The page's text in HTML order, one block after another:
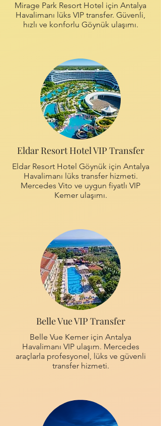
Mirage Park Resort Hotel için Antalya
Havalimanı lüks VIP transfer. Güvenli,
hızlı ve konforlu Göynük ulaşımı.
Eldar Resort Hotel VIP Transfer
Eldar Resort Hotel Göynük için Antalya
Havalimanı lüks transfer hizmeti.
Mercedes Vito ve uygun fiyatlı VIP
Kemer ulaşımı.
Belle Vue VIP Transfer
Belle Vue Kemer için Antalya
Havalimanı VIP ulaşım. Mercedes
araçlarla profesyonel, lüks ve güvenli
transfer hizmeti.